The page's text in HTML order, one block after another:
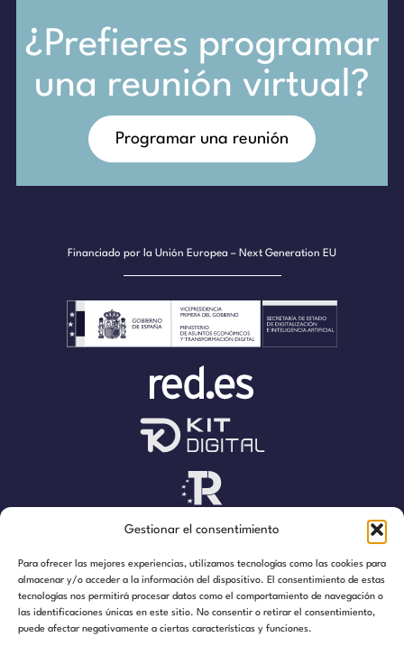
Gestionar el consentimiento
Para ofrecer las mejores experiencias, utilizamos tecnologías como las cookies para
almacenar y/o acceder a la información del dispositivo. El consentimiento de estas
tecnologías nos permitirá procesar datos como el comportamiento de navegación o
las identificaciones únicas en este sitio. No consentir o retirar el consentimiento,
puede afectar negativamente a ciertas características y funciones.
¿Prefieres programar
una reunión virtual?
Programar una reunión
Financiado por la Unión Europea – Next Generation EU